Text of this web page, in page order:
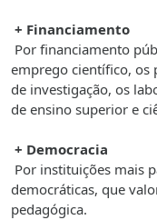
+ Financiamento
Por financiamento
emprego científico, os
de investigação, os
de ensino superior e
+ Democracia
Por instituições mais
democráticas, que
pedagógica.